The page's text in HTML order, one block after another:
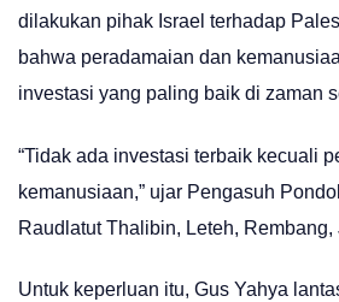
dilakukan pihak Israel terhadap
bahwa peradamaian dan
investasi yang paling baik di zaman
“Tidak ada investasi terbaik kecuali
kemanusiaan,” ujar Pengasuh
Raudlatut Thalibin, Leteh, Rembang,
Untuk keperluan itu, Gus Yahya